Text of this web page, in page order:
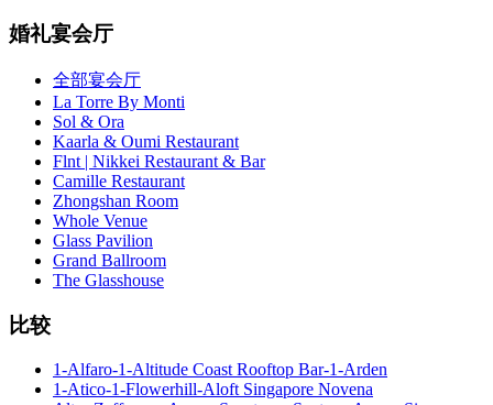
婚礼宴会厅
全部宴会厅
La Torre By Monti
Sol & Ora
Kaarla & Oumi Restaurant
Flnt | Nikkei Restaurant & Bar
Camille Restaurant
Zhongshan Room
Whole Venue
Glass Pavilion
Grand Ballroom
The Glasshouse
比较
1-Alfaro-1-Altitude Coast Rooftop Bar-1-Arden
1-Atico-1-Flowerhill-Aloft Singapore Novena